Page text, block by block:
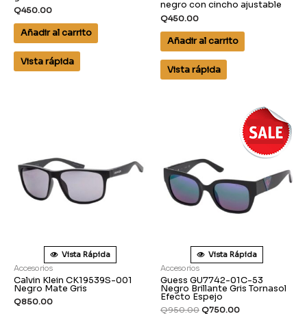
Q450.00
Añadir al carrito
Vista rápida
negro con cincho ajustable
Q450.00
Añadir al carrito
Vista rápida
Vista Rápida
Accesorios
Calvin Klein CK19539S-001
Negro Mate Gris
Q850.00
Vista Rápida
Accesorios
Guess GU7742-01C-53
Negro Brillante Gris Tornasol
Efecto Espejo
Q950.00 Q750.00